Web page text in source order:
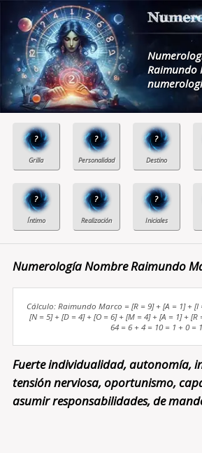
Raimundo
? ? ?
? ? ?
Numerología Nombre Raimundo
Cálculo: Raimundo Marco = [R = 9] + [A = 1] + [I
[N = 5] + [D = 4] + [O = 6] + [M = 4] + [A = 1] + [R
64 = 6 + 4 = 10 = 1 + 0 = 1
Fuerte individualidad, autonomía,
tensión nerviosa, oportunismo,
asumir responsabilidades, de